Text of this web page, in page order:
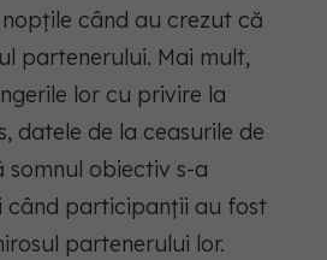
când au crezut că
partenerului. Mai mult,
lor cu privire la
datele de la ceasurile de
somnul obiectiv s-a
participanții au fost
partenerului lor.